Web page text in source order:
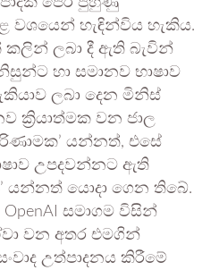
වශයෙන් හැඳින්විය හැකිය.
කලින් ලබා දී ඇති බැවින්
හා සමානව භාෂාව
ලබා දෙන මිනිස්
ක්‍රියාත්මක වන ජාල
යන්නත්, එසේ
උපදවන්නට ඇති
යන්නත් යොදා ගෙන තිබේ.
සමාගම විසින්
වන අතර එමගින්
උත්පාදනය කිරීමේ